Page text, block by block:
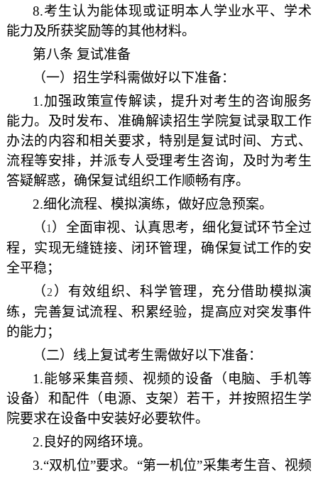
8.考生认为能体现或证明本人学业水平、学术
能力及所获奖励等的其他材料。
第八条 复试准备
（一）招生学科需做好以下准备：
1.加强政策宣传解读，提升对考生的咨询服务
能力。及时发布、准确解读招生学院复试录取工作
办法的内容和相关要求，特别是复试时间、方式、
流程等安排，并派专人受理考生咨询，及时为考生
答疑解惑，确保复试组织工作顺畅有序。
2.细化流程、模拟演练，做好应急预案。
（1 ）全面审视、认真思考，细化复试环节全过
程，实现无缝链接、闭环管理，确保复试工作的安
全平稳；
（ 2 ）有效组织、科学管理，充分借助模拟演
练，完善复试流程、积累经验，提高应对突发事件
的能力；
（二）线上复试考生需做好以下准备：
1.能够采集音频、视频的设备（电脑、手机等
设备）和配件（电源、支架）若干，并按照招生学
院要求在设备中安装好必要软件。
2. 良好的网络环境。
3.“双机位”要求。“第一机位”采集考生音、视频